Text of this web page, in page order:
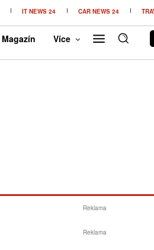
IT NEWS 24 CAR NEWS 24
Magazín Více
Reklama
Reklama